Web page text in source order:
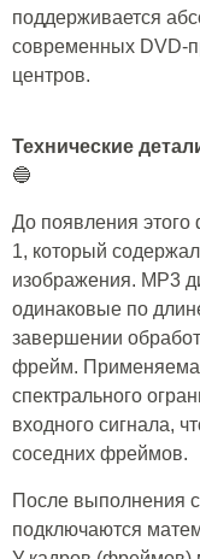
поддерживается
современных DVD-
центров.
Технические
🔵
До появления
1, который
изображения. MP3
одинаковые по
завершении
фрейм.
спектрального
входного сигнала,
соседних фреймов.
После выполнения
подключаются